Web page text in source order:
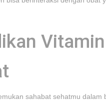
sahabat sehatmu